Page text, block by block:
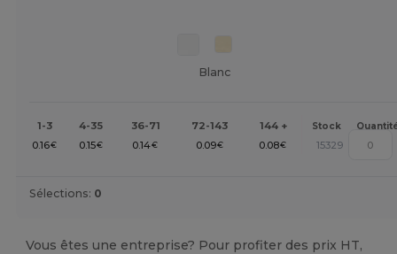
Blanc
1-3 4-35 36-71 72-143 144 + Stock
0.16€ 0.15€ 0.14€ 0.09€ 0.08€ 15329
Sélections: 0
Vous êtes une entreprise? Pour profiter des prix HT,